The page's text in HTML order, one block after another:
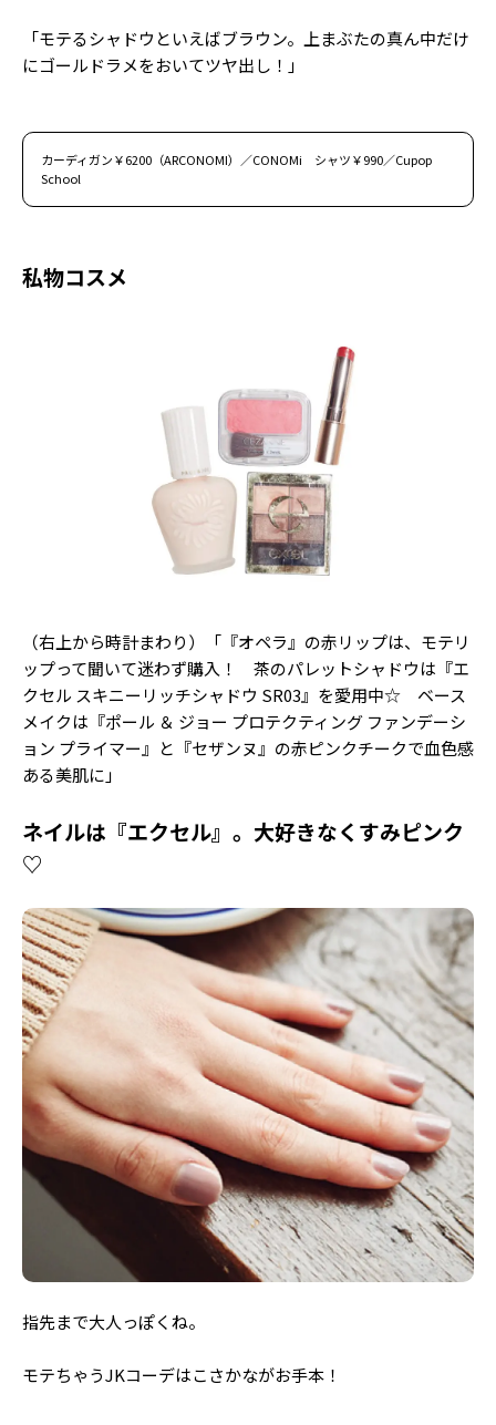
「モテるシャドウといえばブラウン。上まぶたの真ん中だけ
にゴールドラメをおいてツヤ出し！」
カーディガン￥6200（ARCONOMI）／CONOMi シャツ￥990／Cupop
School
私物コスメ
（右上から時計まわり）「『オペラ』の赤リップは、モテリ
ップって聞いて迷わず購入！ 茶のパレットシャドウは『エ
クセル スキニーリッチシャドウ SR03』を愛用中☆ ベース
メイクは『ポール ＆ ジョー プロテクティング ファンデーシ
ョン プライマー』と『セザンヌ』の赤ピンクチークで血色感
ある美肌に」
ネイルは『エクセル』。大好きなくすみピンク
♡
指先まで大人っぽくね。
モテちゃうJKコーデはこさかながお手本！